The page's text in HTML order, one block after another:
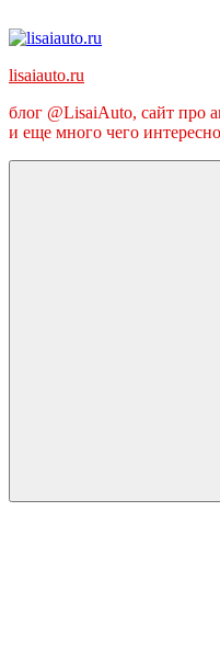
к
lisaiauto.ru
блог @LisaiAuto, сайт про
и еще много чего